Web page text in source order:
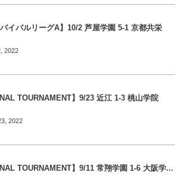
バイバルリーグA】10/2 芦屋学園 5-1 京都共栄
2022
TOURNAMENT】9/23 近江 1-3 桃山学院
2022
TOURNAMENT】9/11 常翔学園 1-6 大阪学...